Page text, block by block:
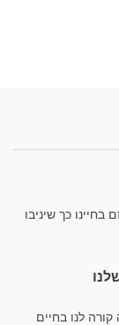
בחיינו כך שיניבו
לנו בחיים